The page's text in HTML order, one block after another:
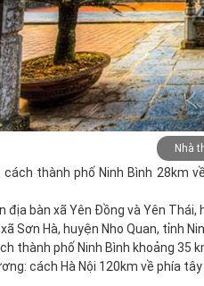
Nhà
thành phố Ninh Bình 28km
địa bàn xã Yên Đồng và Yên Thái,
Sơn Hà, huyện Nho Quan, tỉnh
thành phố Ninh Bình khoảng 35
cách Hà Nội 120km về phía